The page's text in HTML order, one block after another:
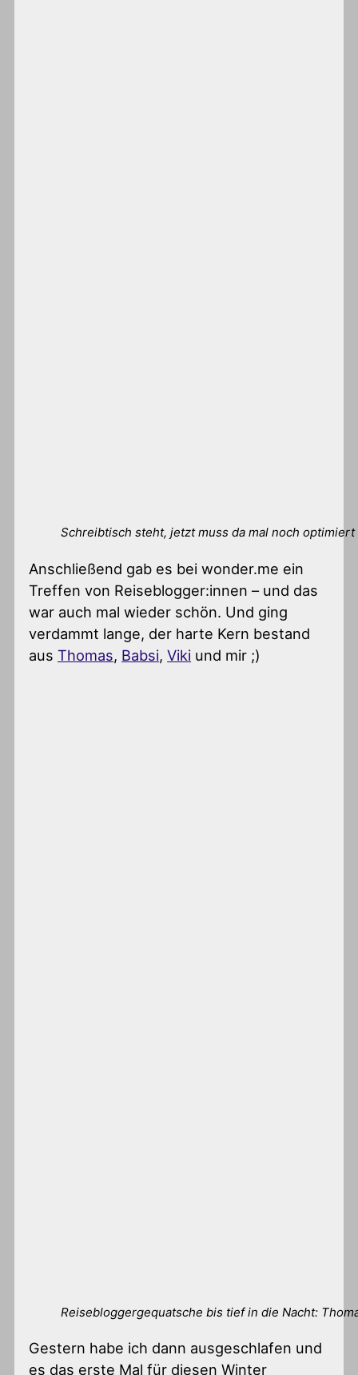
Schreibtisch steht, jetzt muss da mal noch
Anschließend gab es bei wonder.me ein
Treffen von Reiseblogger:innen – und das
war auch mal wieder schön. Und ging
verdammt lange, der harte Kern bestand
ausThomas, Babsi,Viki und mir ;)
Reisebloggergequatsche bis tief in die Nacht:
Gestern habe ich dann ausgeschlafen und
es das erste Mal für diesen Winter